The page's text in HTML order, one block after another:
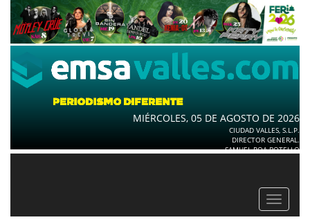
MIÉRCOLES, 05 DE AGOSTO DE 2026
CIUDAD VALLES, S.L.P.
DIRECTOR GENERAL.
SAMUEL ROA BOTELLO
Toggle